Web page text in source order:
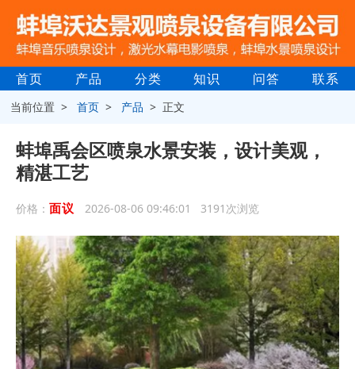
首页 产品 分类 知识 问答 联系
当前位置 >首页 > 产品 > 正文
蚌埠禹会区喷泉水景安装，设计美观，
精湛工艺
价格： 面议 2026-08-06 09:46:01 3191次浏览